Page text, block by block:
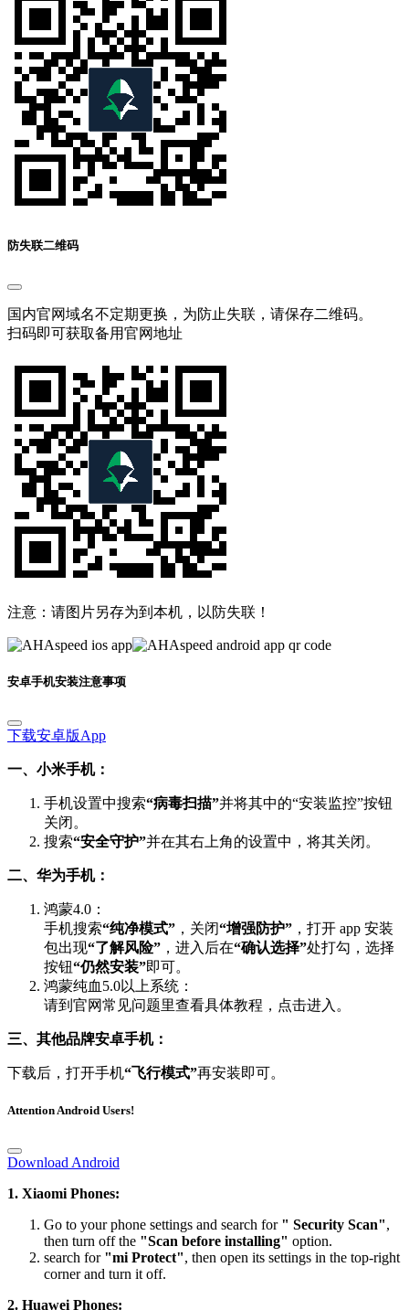
防失联二维码
国内官网域名不定期更换，为防止失联，请保存二维码。
扫码即可获取备用官网地址
注意：请图片另存为到本机，以防失联！
安卓手机安装注意事项
下载安卓版App
一、小米手机：
手机设置中搜索“病毒扫描” 并将其中的“安装监控”按钮
关闭。
搜索“安全守护” 并在其右上角的设置中，将其关闭。
二、华为手机：
鸿蒙4.0：
手机搜索“纯净模式” ，关闭“增强防护” ，打开 app 安装
包出现“了解风险” ，进入后在“确认选择”处打勾，选择
按钮 “仍然安装”即可。
鸿蒙纯血5.0以上系统：
请到官网常见问题里查看具体教程，点击进入。
三、其他品牌安卓手机：
下载后，打开手机 “飞行模式”再安装即可。
Download Android
1. Xiaomi Phones:
Go to your phone settings and search for " Security Scan"
then turn off the"Scan before installing" option.
search for"mi Protect", then open its settings in the top-right
corner and turn it off.
2. Huawei Phones: